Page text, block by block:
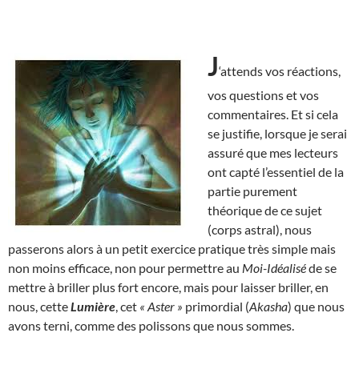
J‘attends vos réactions,
vos questions et vos
commentaires. Et si cela
se justifie, lorsque je serai
assuré que mes lecteurs
ont capté l’essentiel de la
partie purement
théorique de ce sujet
(corps astral), nous
passerons alors à un petit exercice pratique très simple mais
non moins efficace, non pour permettre au Moi-Idéaliséde se
mettre à briller plus fort encore, mais pour laisser briller, en
nous, cetteLumière , cet « Aster » primordial (Akasha) que nous
avons terni, comme des polissons que nous sommes.